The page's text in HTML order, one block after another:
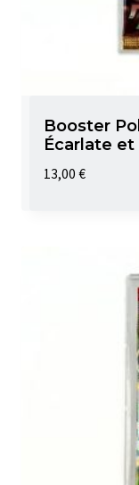
Booster
Écarlate et
13,00 €